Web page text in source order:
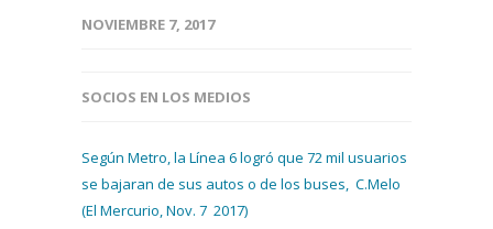
NOVIEMBRE 7, 2017
SOCIOS EN LOS MEDIOS
Según Metro, la Línea 6 logró que 72 mil usuarios
se bajaran de sus autos o de los buses, C.Melo
(El Mercurio, Nov. 7 2017)